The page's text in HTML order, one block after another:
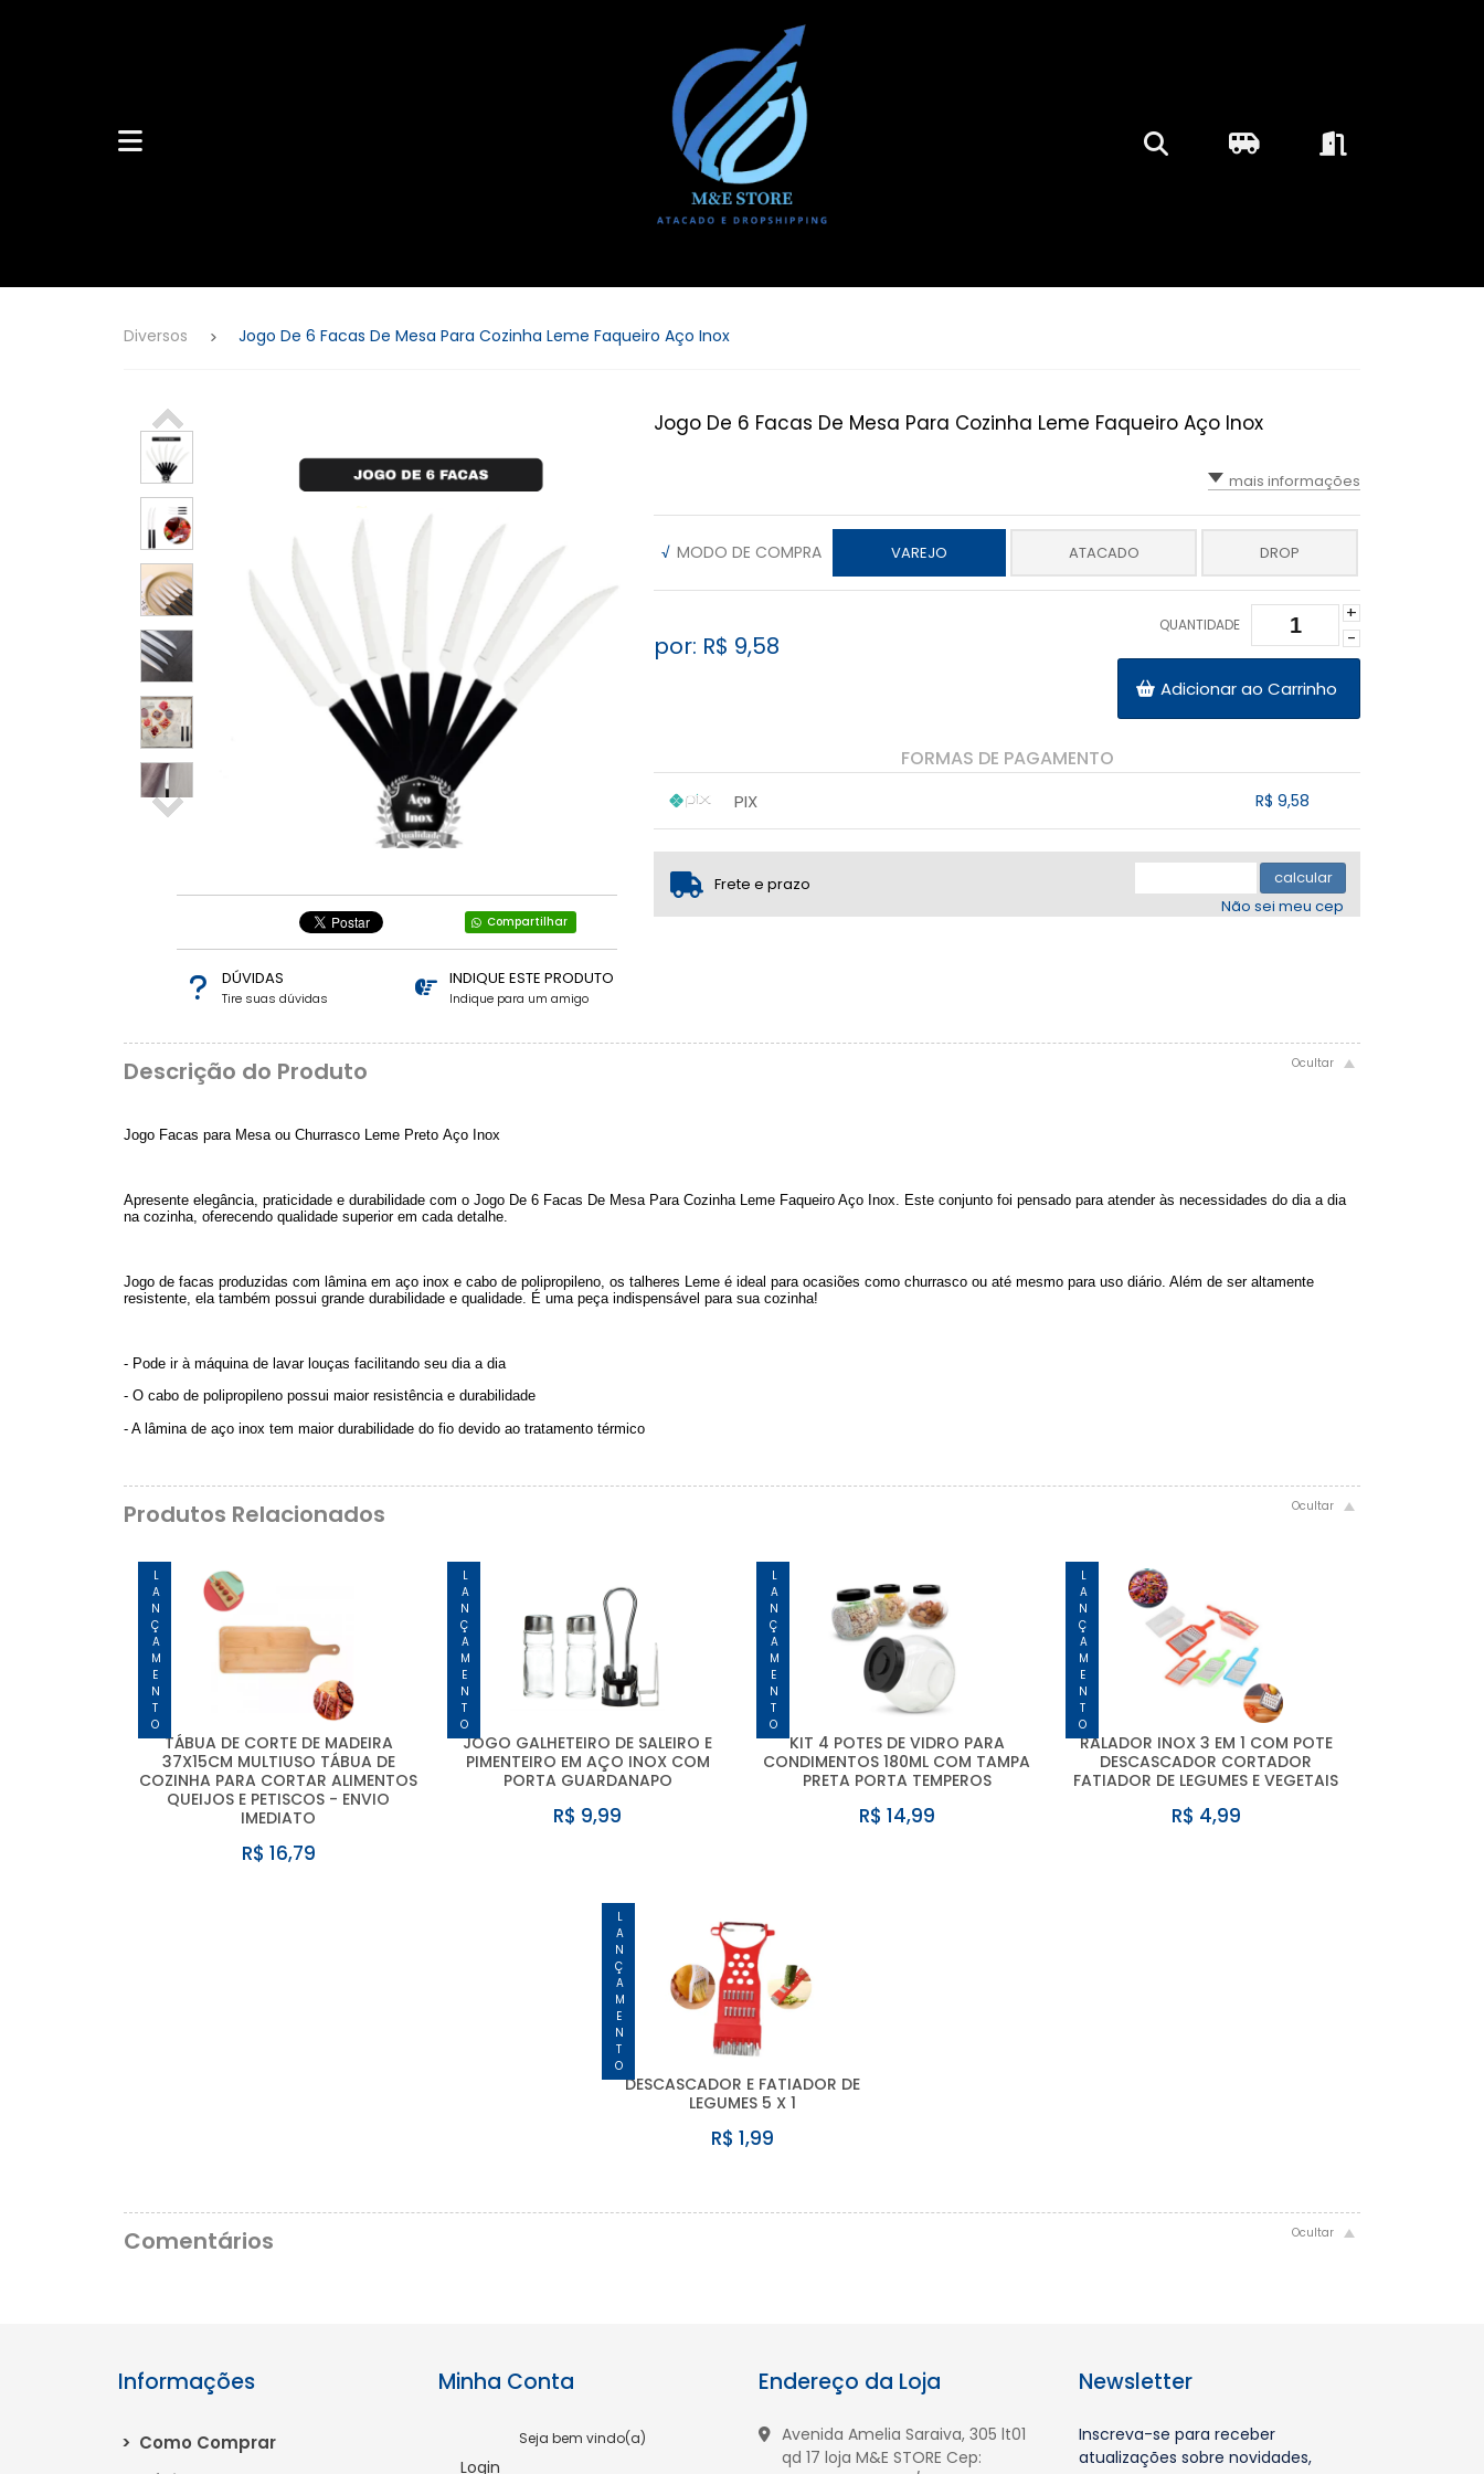
Acessòrios
Barbearia
Relógios e
Smartwatch
Diversos
Ring Light
Informática
Brinquedos
Mãe e Bebê,
Brinquedos.
Diversos Jogo De 6 Facas De Mesa Para Cozinha Leme Faqueiro Aço Inox
Compartilhar
DÚVIDAS
Tire suas dúvidas
INDIQUE ESTE PRODUTO
Indique para um amigo
Jogo De 6 Facas De Mesa Para Cozinha Leme Faqueiro Aço Inox
mais informações
√ MODO DE COMPRA VAREJO ATACADO DROP
por: R$ 9,58
QUANTIDADE
+
-
Adicionar ao Carrinho
FORMAS DE PAGAMENTO
PIX
R$ 9,58
... ....
Frete e prazo
calcular
Não sei meu cep
Descrição do Produto
Jogo Facas para Mesa ou Churrasco Leme Preto Aço Inox
Apresente elegância, praticidade e durabilidade com o Jogo De 6 Facas De Mesa Para Cozinha Leme Faqueiro Aço Inox. Este conjunto foi pensado para atender às necessidades do dia a dia
na cozinha, oferecendo qualidade superior em cada detalhe.
Jogo de facas produzidas com lâmina em aço inox e cabo de polipropileno, os talheres Leme é ideal para ocasiões como churrasco ou até mesmo para uso diário. Além de ser altamente
resistente, ela também possui grande durabilidade e qualidade. É uma peça indispensável para sua cozinha!
- Pode ir à máquina de lavar louças facilitando seu dia a dia
- O cabo de polipropileno possui maior resistência e durabilidade
- A lâmina de aço inox tem maior durabilidade do fio devido ao tratamento térmico
Produtos Relacionados
LANÇAMENTO
TÁBUA DE CORTE DE MADEIRA
37X15CM MULTIUSO TÁBUA DE
COZINHA PARA CORTAR ALIMENTOS
QUEIJOS E PETISCOS - ENVIO
IMEDIATO
R$ 16,79
LANÇAMENTO
JOGO GALHETEIRO DE SALEIRO E
PIMENTEIRO EM AÇO INOX COM
PORTA GUARDANAPO
R$ 9,99
LANÇAMENTO
KIT 4 POTES DE VIDRO PARA
CONDIMENTOS 180ML COM TAMPA
PRETA PORTA TEMPEROS
R$ 14,99
LANÇAMENTO
RALADOR INOX 3 EM 1 COM POTE
DESCASCADOR CORTADOR
FATIADOR DE LEGUMES E VEGETAIS
R$ 4,99
LANÇAMENTO
DESCASCADOR E FATIADOR DE
LEGUMES 5 X 1
R$ 1,99
Comentários
Informações
> Como Comprar
Minha Conta
Seja bem vindo(a)
Login
Endereço da Loja
Avenida Amelia Saraiva, 305 lt01
qd 17 loja M&E STORE Cep:
Newsletter
Inscreva-se para receber
atualizações sobre novidades,